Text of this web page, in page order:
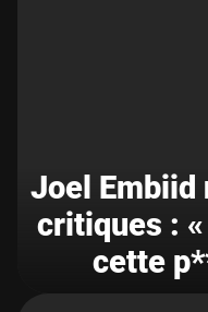
Joel Embiid
critiques :
cette